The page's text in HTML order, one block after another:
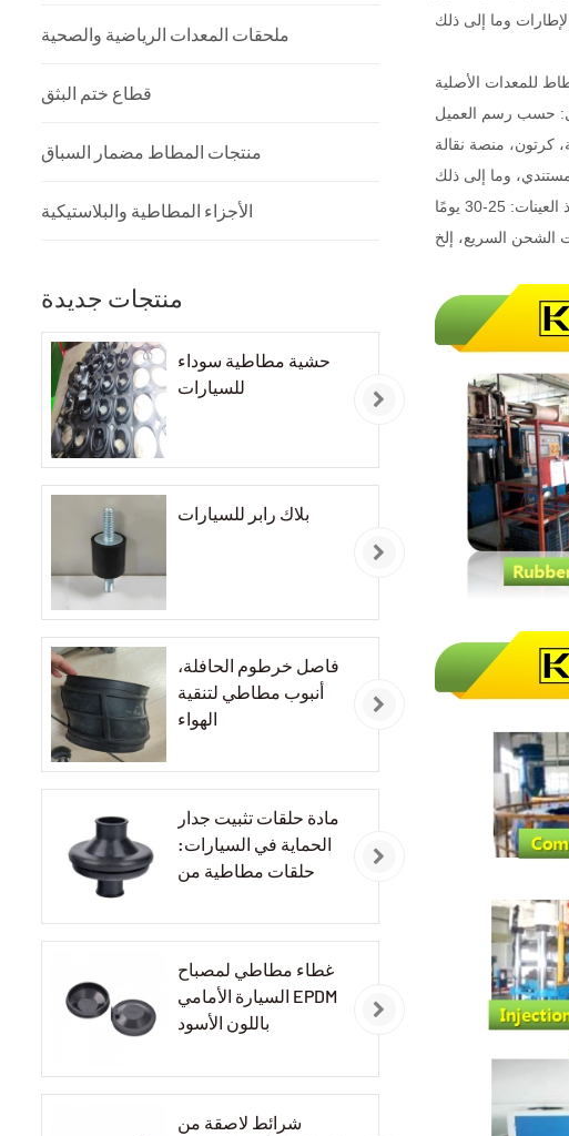
حسب رسم العميل
كرتون، منصة نقالة
25-30 يومًا
ملحقات المعدات الرياضية والصحية
قطاع ختم البثق
منتجات المطاط مضمار السباق
الأجزاء المطاطية والبلاستيكية
منتجات جديدة
حشية مطاطية سوداء
للسيارات
بلاك رابر للسيارات
فاصل خرطوم الحافلة،
أنبوب مطاطي لتنقية
الهواء
مادة حلقات تثبيت جدار
الحماية في السيارات:
حلقات مطاطية من
غطاء مطاطي لمصباح
السيارة الأمامي EPDM
باللون الأسود
شرائط لاصقة من